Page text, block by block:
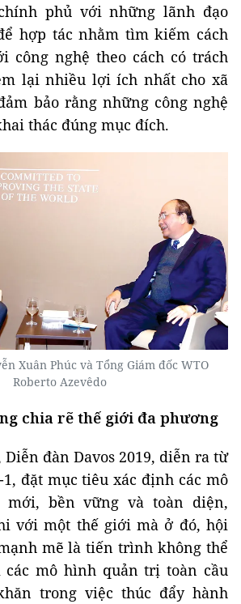
phủ với những lãnh đạo
hợp tác nhằm tìm kiếm cách
công nghệ theo cách có trách
lại nhiều lợi ích nhất cho xã
bảo rằng những công nghệ
thác đúng mục đích.
Xuân Phúc và Tổng Giám đốc WTO
Roberto Azevêdo
chia rẽ thế giới đa phương
đàn Davos 2019, diễn ra từ
đặt mục tiêu xác định các mô
bền vững và toàn diện,
với một thế giới mà ở đó, hội
mẽ là tiến trình không thể
mô hình quản trị toàn cầu
trong việc thúc đẩy hành